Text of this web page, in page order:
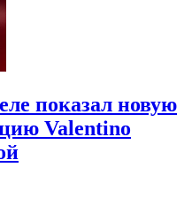
показал новую
Valentino